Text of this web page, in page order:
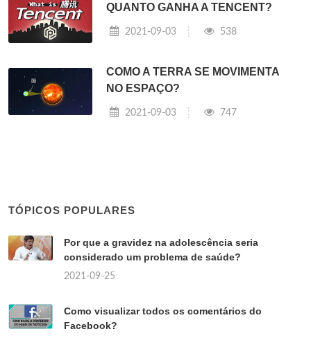
QUANTO GANHA A TENCENT?
2021-09-03 538
COMO A TERRA SE MOVIMENTA
NO ESPAÇO?
2021-09-03 747
TÓPICOS POPULARES
Por que a gravidez na adolescência seria
considerado um problema de saúde?
2021-09-25
Como visualizar todos os comentários do
Facebook?